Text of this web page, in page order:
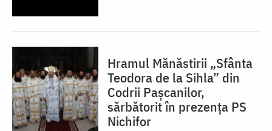
Hramul Mănăstirii „Sfânta
Teodora de la Sihla” din
Codrii Pașcanilor,
sărbătorit în prezența PS
Nichifor